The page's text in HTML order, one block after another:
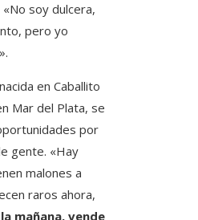
«No soy dulcera,
pero yo
en Caballito
Mar del Plata, se
por
gente. «Hay
malones a
raros ahora,
mañana, vende